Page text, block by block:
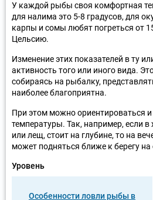
У каждой рыбы своя комфортная
для налима это 5-8 градусов, для
карпы и сомы любят погреться от
Цельсию.
Изменение этих показателей в ту
активность того или иного вида.
собираясь на рыбалку,
наиболее благоприятна.
При этом можно ориентироваться
температуры. Так, например, если
или лещ, стоит на глубине, то на
может подняться ближе к берегу
Уровень
Особенности ловли рыбы в